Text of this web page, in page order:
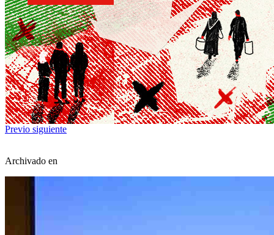
Previo siguiente
Archivado en